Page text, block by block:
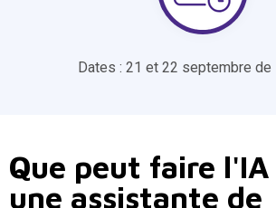
Dates : 21 et 22 septembre de
Que peut faire
une assistante de